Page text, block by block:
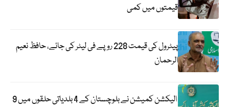
قیمتوں میں کمی
پیٹرول کی قیمت 228 روپے فی لیٹر کی جائے، حافظ نعیم
الرحمان
الیکشن کمیشن نے بلوچستان کے 4 بلدیاتی حلقوں میں 9